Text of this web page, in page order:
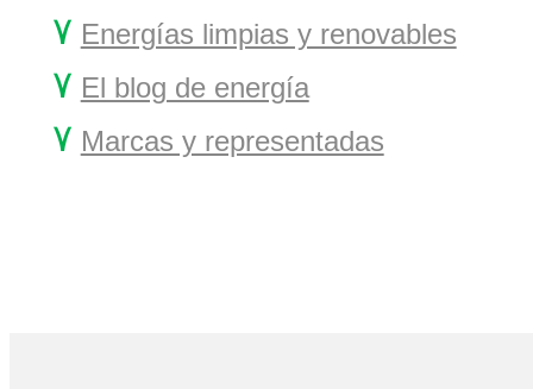
۷ Energías limpias y renovables
۷ El blog de energía
۷ Marcas y representadas